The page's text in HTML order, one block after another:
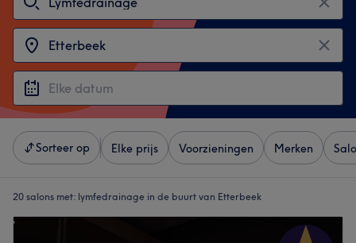
Sorteer op Elke prijs Voorzieningen Merken
20 salons met: lymfedrainage in de buurt van Etterbeek